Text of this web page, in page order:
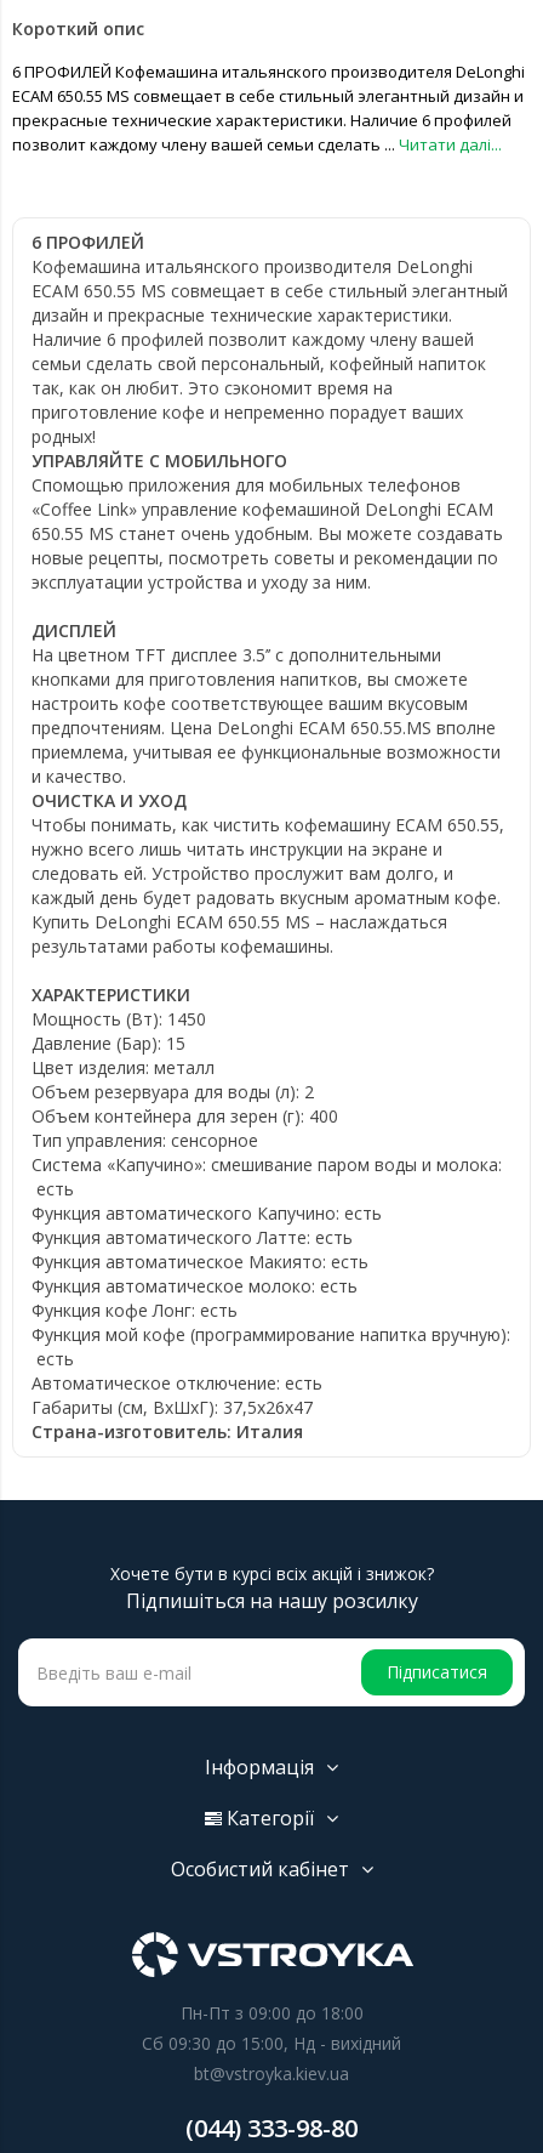
Короткий опис
6 ПРОФИЛЕЙ Кофемашина итальянского производителя DeLonghi
ECAM 650.55 MS совмещает в себе стильный элегантный дизайн и
прекрасные технические характеристики. Наличие 6 профилей
позволит каждому члену вашей семьи сделать ... Читати далі...
6 ПРОФИЛЕЙ
Кофемашина итальянского производителя DeLonghi
ECAM 650.55 MS совмещает в себе стильный элегантный
дизайн и прекрасные технические характеристики.
Наличие 6 профилей позволит каждому члену вашей
семьи сделать свой персональный, кофейный напиток
так, как он любит. Это сэкономит время на
приготовление кофе и непременно порадует ваших
родных!
УПРАВЛЯЙТЕ С МОБИЛЬНОГО
Спомощью приложения для мобильных телефонов
«Coffee Link» управление кофемашиной DeLonghi ECAM
650.55 MS станет очень удобным. Вы можете создавать
новые рецепты, посмотреть советы и рекомендации по
эксплуатации устройства и уходу за ним.
ДИСПЛЕЙ
На цветном TFT дисплее 3.5’’ c дополнительными
кнопками для приготовления напитков, вы сможете
настроить кофе соответствующее вашим вкусовым
предпочтениям. Цена DeLonghi ECAM 650.55.MS вполне
приемлема, учитывая ее функциональные возможности
и качество.
ОЧИСТКА И УХОД
Чтобы понимать, как чистить кофемашину ECAM 650.55,
нужно всего лишь читать инструкции на экране и
следовать ей. Устройство прослужит вам долго, и
каждый день будет радовать вкусным ароматным кофе.
Купить DeLonghi ECAM 650.55 MS – наслаждаться
результатами работы кофемашины.
ХАРАКТЕРИСТИКИ
Мощность (Вт): 1450
Давление (Бар): 15
Цвет изделия: металл
Объем резервуара для воды (л): 2
Объем контейнера для зерен (г): 400
Тип управления: сенсорное
Cистема «Капучино»: смешивание паром воды и молока:
есть
Функция автоматического Капучино: есть
Функция автоматического Латте: есть
Функция автоматическое Макиято: есть
Функция автоматическое молоко: есть
Функция кофе Лонг: есть
Функция мой кофе (программирование напитка вручную):
есть
Автоматическое отключение: есть
Габариты (см, ВхШхГ): 37,5x26x47
Страна-изготовитель: Италия
Хочете бути в курсі всіх акцій і знижок?
Підпишіться на нашу розсилку
Підписатися
Інформація
Категорії
Особистий кабінет
Пн-Пт з 09:00 до 18:00
Сб 09:30 до 15:00, Нд - вихідний
bt@vstroyka.kiev.ua
(044) 333-98-80